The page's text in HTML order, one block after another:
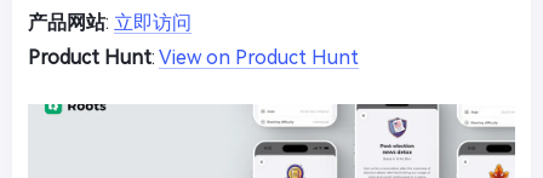
产品网站: 立即访问
Product Hunt: View on Product Hunt